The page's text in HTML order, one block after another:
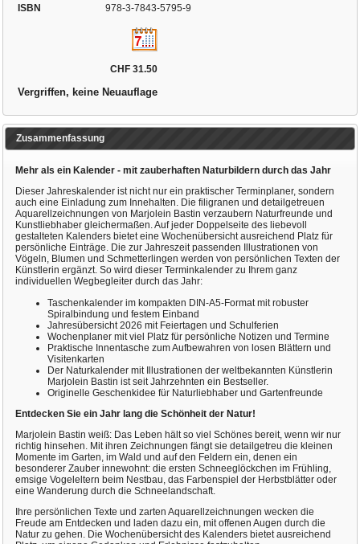
ISBN
978-3-7843-5795-9
CHF 31.50
Vergriffen, keine Neuauflage
Zusammenfassung
Mehr als ein Kalender - mit zauberhaften Naturbildern durch das Jahr
Dieser Jahreskalender ist nicht nur ein praktischer Terminplaner, sondern
auch eine Einladung zum Innehalten. Die filigranen und detailgetreuen
Aquarellzeichnungen von Marjolein Bastin verzaubern Naturfreunde und
Kunstliebhaber gleichermaßen. Auf jeder Doppelseite des liebevoll
gestalteten Kalenders bietet eine Wochenübersicht ausreichend Platz für
persönliche Einträge. Die zur Jahreszeit passenden Illustrationen von
Vögeln, Blumen und Schmetterlingen werden von persönlichen Texten der
Künstlerin ergänzt. So wird dieser Terminkalender zu Ihrem ganz
individuellen Wegbegleiter durch das Jahr:
Taschenkalender im kompakten DIN-A5-Format mit robuster
Spiralbindung und festem Einband
Jahresübersicht 2026 mit Feiertagen und Schulferien
Wochenplaner mit viel Platz für persönliche Notizen und Termine
Praktische Innentasche zum Aufbewahren von losen Blättern und
Visitenkarten
Der Naturkalender mit Illustrationen der weltbekannten Künstlerin
Marjolein Bastin ist seit Jahrzehnten ein Bestseller.
Originelle Geschenkidee für Naturliebhaber und Gartenfreunde
Entdecken Sie ein Jahr lang die Schönheit der Natur!
Marjolein Bastin weiß: Das Leben hält so viel Schönes bereit, wenn wir nur
richtig hinsehen. Mit ihren Zeichnungen fängt sie detailgetreu die kleinen
Momente im Garten, im Wald und auf den Feldern ein, denen ein
besonderer Zauber innewohnt: die ersten Schneeglöckchen im Frühling,
emsige Vogeleltern beim Nestbau, das Farbenspiel der Herbstblätter oder
eine Wanderung durch die Schneelandschaft.
Ihre persönlichen Texte und zarten Aquarellzeichnungen wecken die
Freude am Entdecken und laden dazu ein, mit offenen Augen durch die
Natur zu gehen. Die Wochenübersicht des Kalenders bietet ausreichend